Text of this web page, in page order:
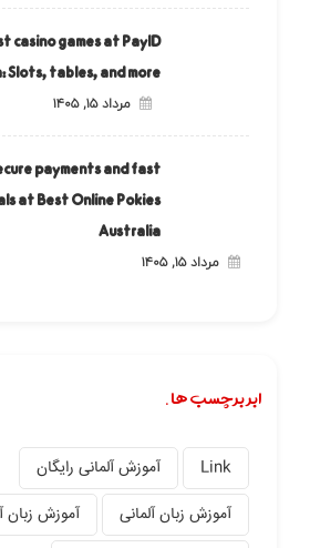
casino games at PayID
tables, and more
مرداد ۱۵, ۱۴۰۵
payments and fast
at Best Online Pokies
Australia
مرداد ۱۵, ۱۴۰۵
ابر برچسب ها.
Link
آموزش آلمانی رایگان
آموزش زبان آلمانی
آموزش زبان